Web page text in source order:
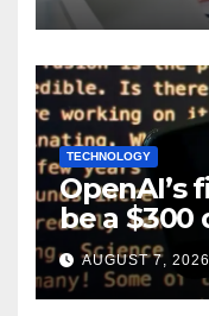
TECHNOLOGY
OpenAI’s
be a
smart
AUGUST 7, 2026